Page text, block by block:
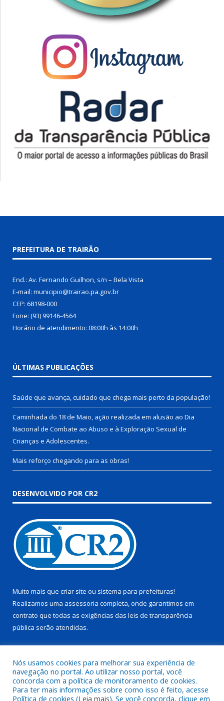
PREFEITURA DE TRAIRÃO
End.: Av. Fernando Guilhon, s/n – Bela Vista
E-mail: municipio@trairao.pa.gov.br
CEP: 68198-000
Fone: (93) 99146-4564
Horário de atendimento: 08:00h às 14:00h
ÚLTIMAS PUBLICAÇÕES
Saúde que avança, cuidado que chega mais perto da população!
Caminhada do 18 de Maio, ação realizada em alusão ao Dia
Nacional de Combate ao Abuso e à Exploração Sexual de
Crianças e Adolescentes.
Mais reforço chegando para as obras!
DESENVOLVIDO POR CR2
Muito mais que criar site ou sistema para prefeituras!
Realizamos uma assessoria completa, onde garantimos em
contrato que todas as exigências das leis de transparência
pública serão atendidas.
Nós usamos cookies para melhorar sua experiência de
navegação no portal. Ao utilizar nosso portal, você
concorda com a política de monitoramento de cookies.
Para ter mais informações sobre como isso é feito, acesse
Política de cookies (Leia mais). Se você concorda, clique em